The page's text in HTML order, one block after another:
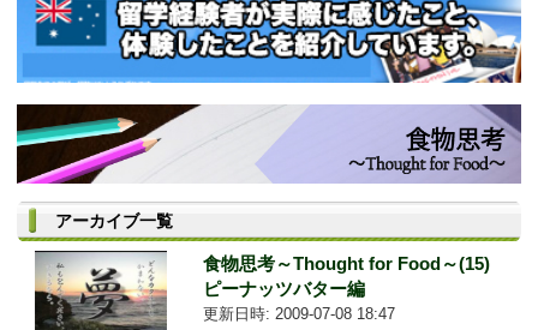
アーカイブ一覧
食物思考～Thought for Food～(15)
ピーナッツバター編
更新日時: 2009-07-08 18:47